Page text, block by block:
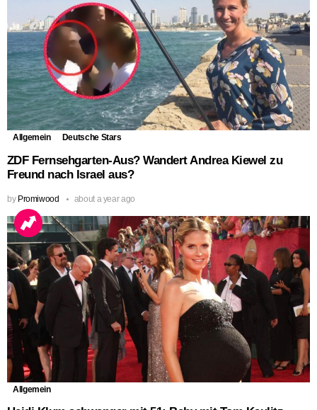
Allgemein Deutsche Stars
ZDF Fernsehgarten-Aus? Wandert Andrea Kiewel zu
Freund nach Israel aus?
by Promiwood about a year ago
Allgemein